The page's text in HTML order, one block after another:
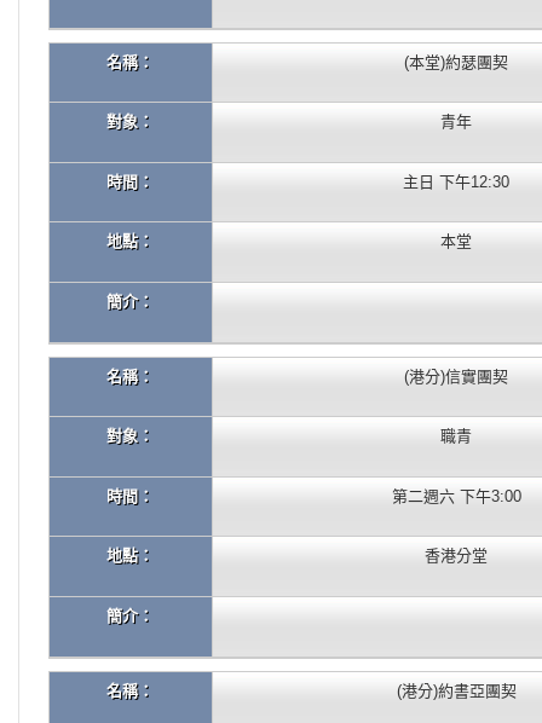
名稱： (本堂)約瑟團契
對象： 青年
時間： 主日 下午12:30
地點： 本堂
簡介：
名稱： (港分)信實團契
對象： 職青
時間： 第二週六 下午3:00
地點： 香港分堂
簡介：
名稱： (港分)約書亞團契